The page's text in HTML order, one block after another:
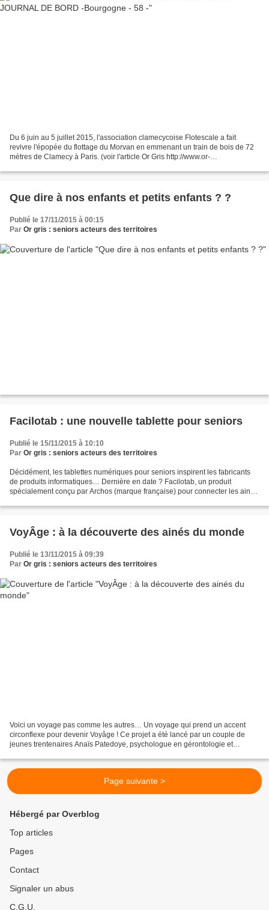
Du 6 juin au 5 juillet 2015, l'association clamecycoise Flotescale a fait
revivre l'épopée du flottage du Morvan en emmenant un train de bois de 72
mètres de Clamecy à Paris. (voir l'article Or Gris http://www.or-
flottage-du-bois-dans-le-nivernais-morvan.html...
Que dire à nos enfants et petits enfants ? ?
Publié le 17/11/2015 à 00:15
Par Or gris : seniors acteurs des territoires
Facilotab : une nouvelle tablette pour seniors
Publié le 15/11/2015 à 10:10
Par Or gris : seniors acteurs des territoires
Décidément, les tablettes numériques pour seniors inspirent les fabricants
de produits informatiques… Dernière en date ? Facilotab, un produit
spécialement conçu par Archos (marque française) pour connecter les ainés
VoyÂge : à la découverte des ainés du monde
Publié le 13/11/2015 à 09:39
Par Or gris : seniors acteurs des territoires
Voici un voyage pas comme les autres… Un voyage qui prend un accent
circonflexe pour devenir Voyâge ! Ce projet a été lancé par un couple de
jeunes trentenaires Anaïs Patedoye, psychologue en gérontologie et
Page suivante >
Hébergé par Overblog
Top articles
Pages
Contact
Signaler un abus
C.G.U.